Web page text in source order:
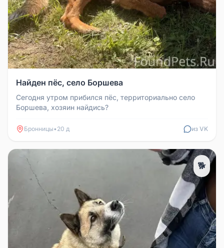
Найден пёс, село Боршева
Сегодня утром прибился пёс, территориально село
Боршева, хозяин найдись?
Бронницы• 20 д из VK
🐕